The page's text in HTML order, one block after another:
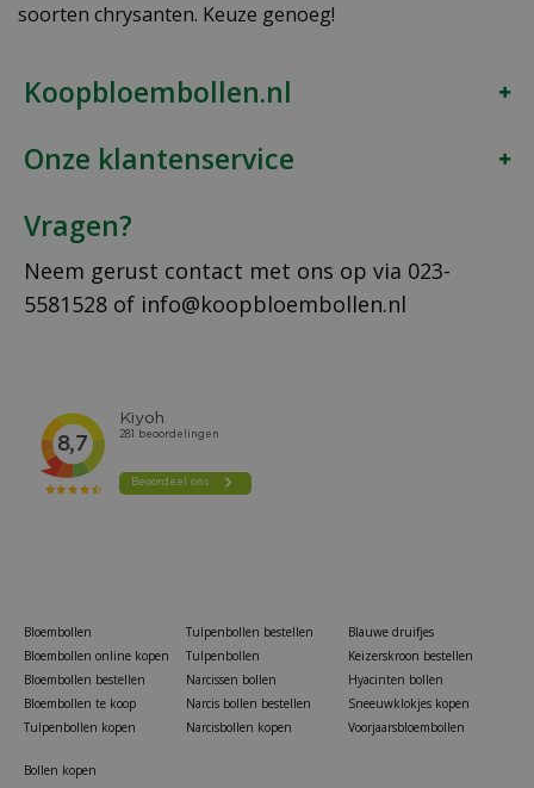
soorten chrysanten. Keuze genoeg!
Koopbloembollen.nl
Onze klantenservice
Vragen?
Neem gerust contact met ons op via 023-
5581528 of info@koopbloembollen.nl
Bloembollen
Bloembollen online kopen
Bloembollen bestellen
Bloembollen te koop
Tulpenbollen kopen
Tulpenbollen bestellen
Tulpenbollen
Narcissen bollen
Narcis bollen bestellen
Narcisbollen kopen
Blauwe druifjes
Keizerskroon bestellen
Hyacinten bollen
Sneeuwklokjes kopen
Voorjaarsbloembollen
Bollen kopen